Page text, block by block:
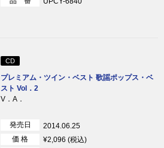
CD
プレミアム・ツイン・ベスト 歌謡ポップス・ベ
スト Vol．2
V．A．
発売日
2014.06.25
価 格
¥2,096 (税込)